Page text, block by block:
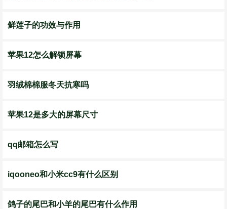
鲜莲子的功效与作用
苹果12怎么解锁屏幕
​羽绒棉棉服冬天抗寒吗
苹果12是多大的屏幕尺寸
qq邮箱怎么写
iqooneo和小米cc9有什么区别
鸽子的尾巴和小羊的尾巴有什么作用